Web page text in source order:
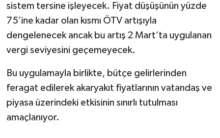
sistem tersine işleyecek. Fiyat düşüşünün yüzde
75’ine kadar olan kısmı ÖTV artışıyla
dengelenecek ancak bu artış 2 Mart’ta uygulanan
vergi seviyesini geçemeyecek.
Bu uygulamayla birlikte, bütçe gelirlerinden
feragat edilerek akaryakıt fiyatlarının vatandaş ve
piyasa üzerindeki etkisinin sınırlı tutulması
amaçlanıyor.